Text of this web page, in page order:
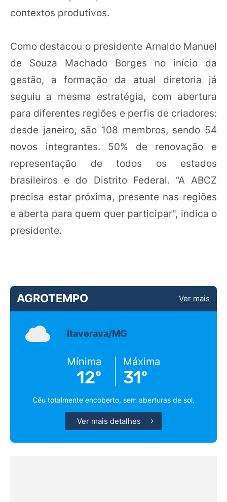
contextos produtivos.
Como destacou o presidente Arnaldo Manuel
de Souza Machado Borges no início da
gestão, a formação da atual diretoria já
seguiu a mesma estratégia, com abertura
para diferentes regiões e perfis de criadores:
desde janeiro, são 108 membros, sendo 54
novos integrantes. 50% de renovação e
representação de todos os estados
brasileiros e do Distrito Federal. “A ABCZ
precisa estar próxima, presente nas regiões
e aberta para quem quer participar", indica o
presidente.
AGROTEMPO Ver mais
Itaverava/MG
Mínima
12º
Máxima
31º
Céu totalmente encoberto, sem aberturas de sol.
Ver mais detalhes